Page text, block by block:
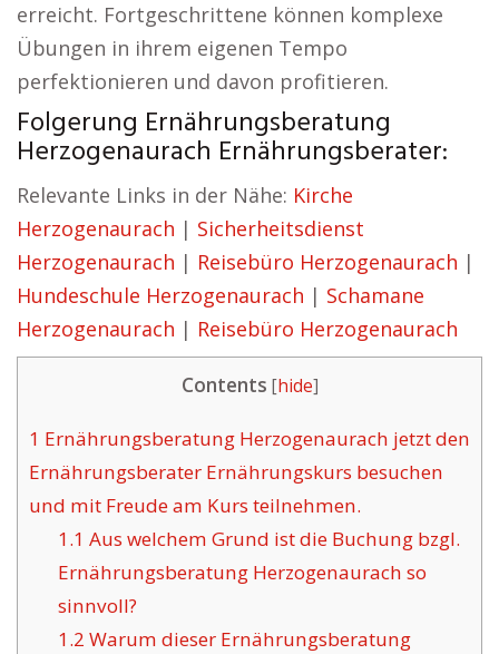
erreicht. Fortgeschrittene können komplexe
Übungen in ihrem eigenen Tempo
perfektionieren und davon profitieren.
Folgerung Ernährungsberatung
Herzogenaurach Ernährungsberater:
Relevante Links in der Nähe: Kirche
Herzogenaurach | Sicherheitsdienst
Herzogenaurach | Reisebüro Herzogenaurach |
Hundeschule Herzogenaurach | Schamane
Herzogenaurach | Reisebüro Herzogenaurach
Contents [hide]
1 Ernährungsberatung Herzogenaurach jetzt den
Ernährungsberater Ernährungskurs besuchen
und mit Freude am Kurs teilnehmen.
1.1 Aus welchem Grund ist die Buchung bzgl.
Ernährungsberatung Herzogenaurach so
sinnvoll?
1.2 Warum dieser Ernährungsberatung